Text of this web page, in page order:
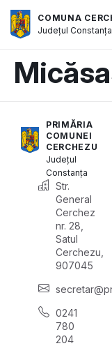
COMUNA
JudețulConstanța
PRIMĂRIA
COMUNEI
CERCHEZU
Județul
Constanța
Str.
General
Cerchez
nr. 28,
Satul
Cerchezu,
907045
0241
780
204